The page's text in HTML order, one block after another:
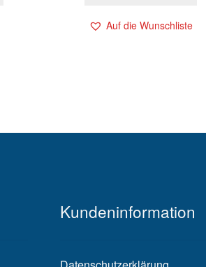
Auf die Wunschliste
Kundeninformation